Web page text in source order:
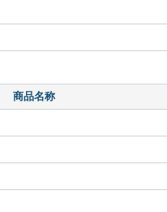
商品名称